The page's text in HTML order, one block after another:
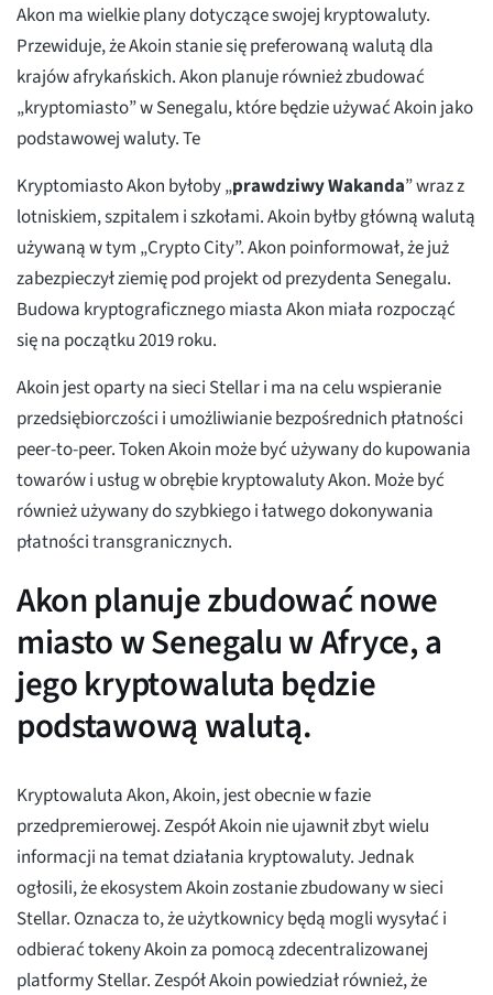
Akon ma wielkie plany dotyczące swojej kryptowaluty.
Przewiduje, że Akoin stanie się preferowaną walutą dla
krajów afrykańskich. Akon planuje również zbudować
„kryptomiasto” w Senegalu, które będzie używać Akoin jako
podstawowej waluty. Te
Kryptomiasto Akon byłoby „prawdziwy Wakanda” wraz z
lotniskiem, szpitalem i szkołami. Akoin byłby główną walutą
używaną w tym „Crypto City”. Akon poinformował, że już
zabezpieczył ziemię pod projekt od prezydenta Senegalu.
Budowa kryptograficznego miasta Akon miała rozpocząć
się na początku 2019 roku.
Akoin jest oparty na sieci Stellar i ma na celu wspieranie
przedsiębiorczości i umożliwianie bezpośrednich płatności
peer-to-peer. Token Akoin może być używany do kupowania
towarów i usług w obrębie kryptowaluty Akon. Może być
również używany do szybkiego i łatwego dokonywania
płatności transgranicznych.
Akon planuje zbudować nowe
miasto w Senegalu w Afryce, a
jego kryptowaluta będzie
podstawową walutą.
Kryptowaluta Akon, Akoin, jest obecnie w fazie
przedpremierowej. Zespół Akoin nie ujawnił zbyt wielu
informacji na temat działania kryptowaluty. Jednak
ogłosili, że ekosystem Akoin zostanie zbudowany w sieci
Stellar. Oznacza to, że użytkownicy będą mogli wysyłać i
odbierać tokeny Akoin za pomocą zdecentralizowanej
platformy Stellar. Zespół Akoin powiedział również, że